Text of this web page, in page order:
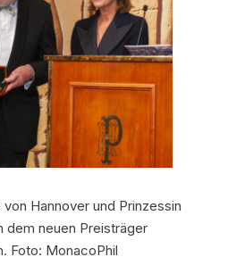
Hannover und Prinzessin
dem neuen Preisträger
Foto: MonacoPhil